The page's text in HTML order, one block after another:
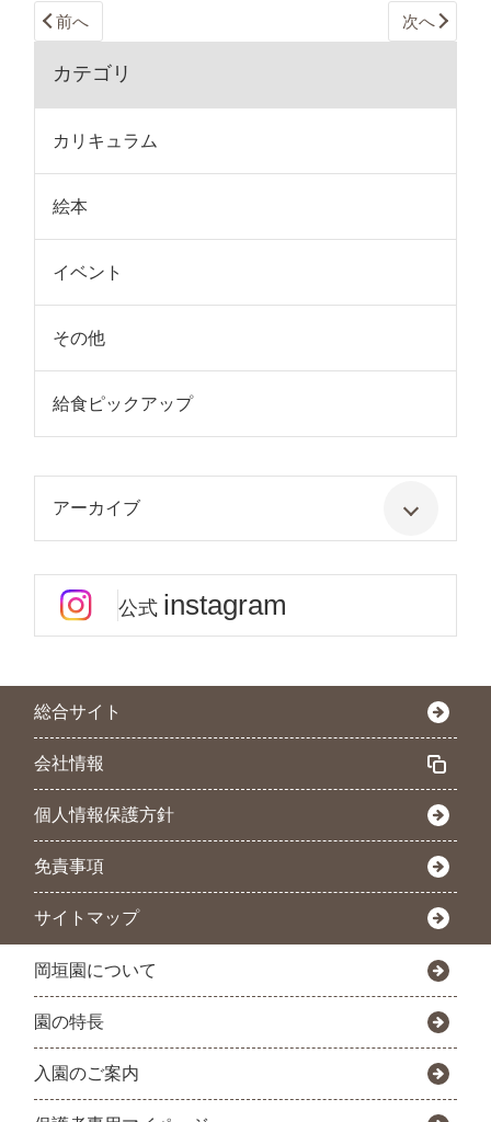
前へ 次へ
カテゴリ
カリキュラム
絵本
イベント
その他
給食ピックアップ
アーカイブ
公式 instagram
総合サイト
会社情報
個人情報保護方針
免責事項
サイトマップ
岡垣園について
園の特長
入園のご案内